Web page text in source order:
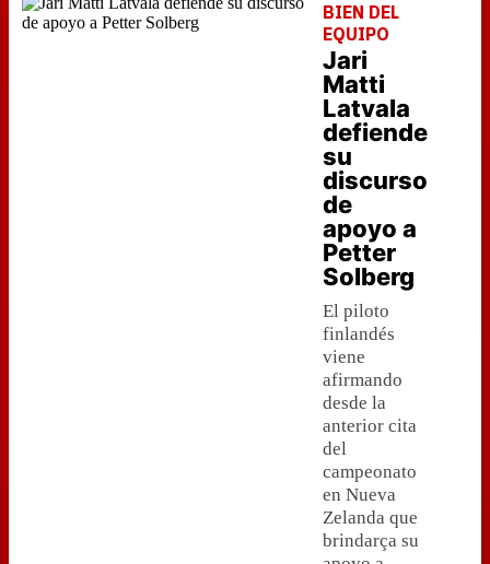
BIEN DEL
EQUIPO
Jari
Matti
Latvala
defiende
su
discurso
de
apoyo a
Petter
Solberg
El piloto
finlandés
viene
afirmando
desde la
anterior cita
del
campeonato
en Nueva
Zelanda que
brindarça su